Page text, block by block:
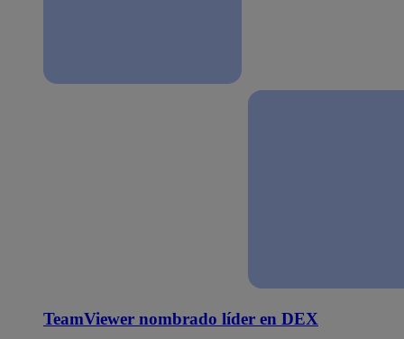
TeamViewer nombrado líder en DEX